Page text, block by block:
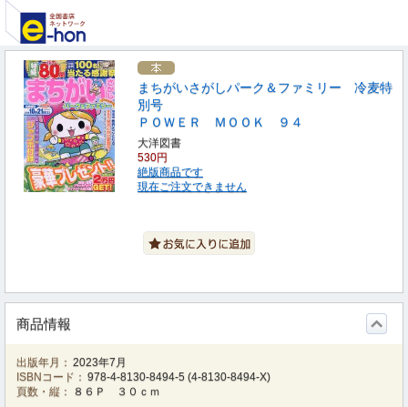
まちがいさがしパーク＆ファミリー 冷麦特
別号
ＰＯＷＥＲ ＭＯＯＫ ９４
大洋図書
530円
絶版商品です
現在ご注文できません
商品情報
出版年月： 2023年7月
ISBNコード： 978-4-8130-8494-5 (4-8130-8494-X)
頁数・縦：
８６Ｐ ３０ｃｍ